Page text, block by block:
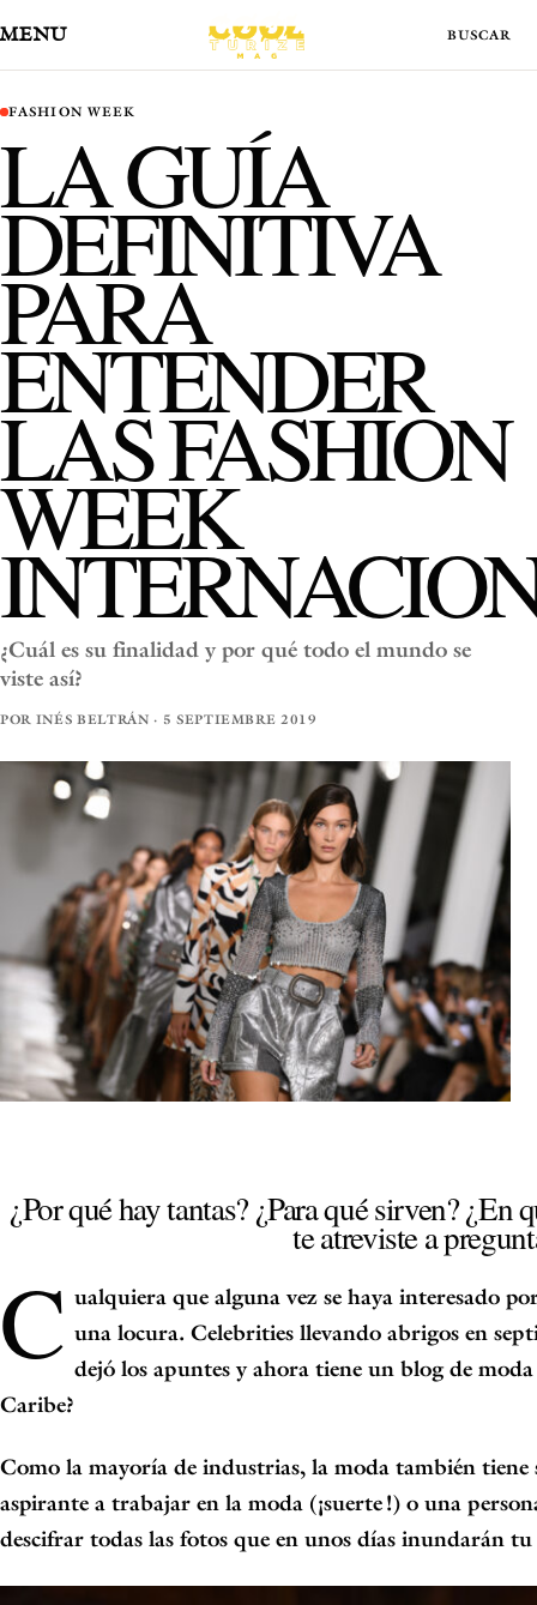
MENÚ
FASHION WEEK
LA GUÍA
DEFINITIVA
PARA
ENTENDER
LAS FASHION
WEEK
¿Cuál es su finalidad y por qué todo el mundo se
viste así?
POR INÉS BELTRÁN · 5 SEPTIEMBRE 2019
¿Por qué hay tantas? ¿Para qué sirven?
te atreviste a
C ualquiera que alguna vez se haya interesado
una locura.Celebrities llevando abrigos en
dejó los apuntes y ahora tiene un blog de
Caribe?
Como la mayoría de industrias, la moda también tiene
aspirante a trabajar en la moda (¡suerte!) o una
descifrar todas las fotos que en unos días inundarán tu